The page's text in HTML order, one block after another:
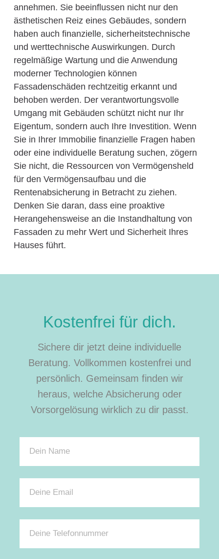
annehmen. Sie beeinflussen nicht nur den
ästhetischen Reiz eines Gebäudes, sondern
haben auch finanzielle, sicherheitstechnische
und werttechnische Auswirkungen. Durch
regelmäßige Wartung und die Anwendung
moderner Technologien können
Fassadenschäden rechtzeitig erkannt und
behoben werden. Der verantwortungsvolle
Umgang mit Gebäuden schützt nicht nur Ihr
Eigentum, sondern auch Ihre Investition. Wenn
Sie in Ihrer Immobilie finanzielle Fragen haben
oder eine individuelle Beratung suchen, zögern
Sie nicht, die Ressourcen von Vermögensheld
für den Vermögensaufbau und die
Rentenabsicherung in Betracht zu ziehen.
Denken Sie daran, dass eine proaktive
Herangehensweise an die Instandhaltung von
Fassaden zu mehr Wert und Sicherheit Ihres
Hauses führt.
Kostenfrei für dich.
Sichere dir jetzt deine individuelle
Beratung. Vollkommen kostenfrei und
persönlich. Gemeinsam finden wir
heraus, welche Absicherung oder
Vorsorgelösung wirklich zu dir passt.